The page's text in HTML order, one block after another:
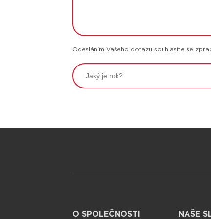
Odesláním Vašeho dotazu souhlasíte se
O SPOLEČNOSTI NAŠE